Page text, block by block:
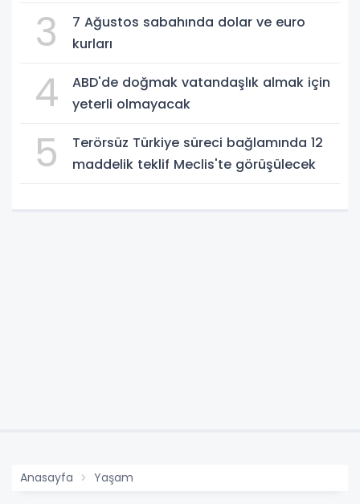
3
7 Ağustos sabahında dolar ve euro
kurları
4
ABD'de doğmak vatandaşlık almak için
yeterli olmayacak
5
Terörsüz Türkiye süreci bağlamında 12
maddelik teklif Meclis'te görüşülecek
Anasayfa Yaşam